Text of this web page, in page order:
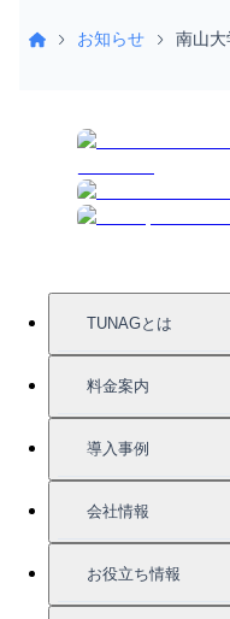
お知らせ 南山大
TUNAGとは
TUNAGの
機能一覧
充実したサ
料金案内
料金案内
導入事例
導入事例
活用方法
会社情報
会社情報
お役立ち情報